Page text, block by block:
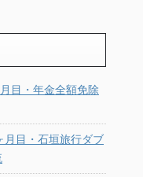
目・年金全額免除
月目・石垣旅行ダブ